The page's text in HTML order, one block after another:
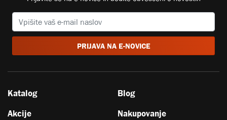
PRIJAVA NA E-NOVICE
Katalog
Akcije
Blog
Nakupovanje